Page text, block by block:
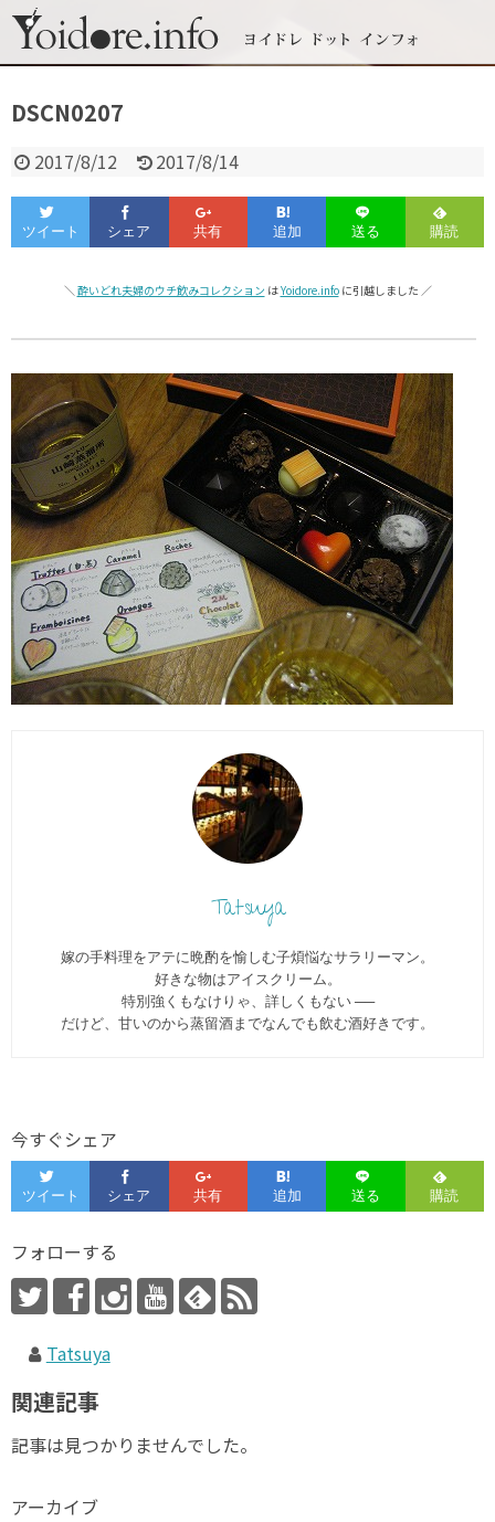
DSCN0207
2017/8/12 2017/8/14
＼ 酔いどれ夫婦のウチ飲みコレクション はYoidore.infoに引越しました ／
Tatsuya
嫁の手料理をアテに晩酌を愉しむ子煩悩なサラリーマン。
好きな物はアイスクリーム。
特別強くもなけりゃ、詳しくもない ──
だけど、甘いのから蒸留酒までなんでも飲む酒好きです。
今すぐシェア
フォローする
Tatsuya
関連記事
記事は見つかりませんでした。
アーカイブ